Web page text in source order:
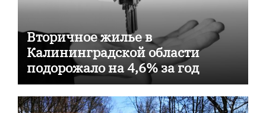
Вторичное жилье в
Калининградской области
подорожало на 4,6% за год